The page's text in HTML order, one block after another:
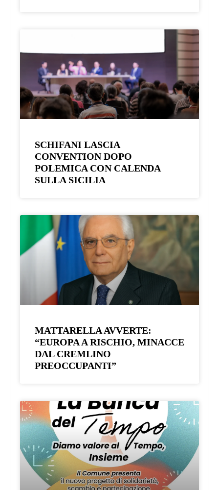
SCHIFANI LASCIA
CONVENTION DOPO
POLEMICA CON CALENDA
SULLA SICILIA
MATTARELLA AVVERTE:
“EUROPA A RISCHIO, MINACCE
DAL CREMLINO
PREOCCUPANTI”